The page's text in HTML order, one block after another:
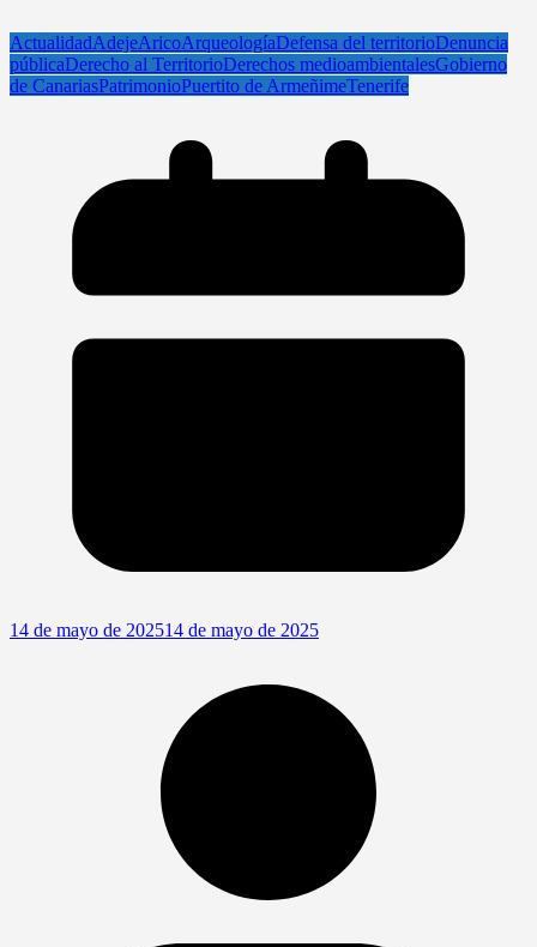
ActualidadAdejeAricoArqueologíaDefensa del territorioDenuncia
públicaDerecho al TerritorioDerechos medioambientalesGobierno
de CanariasPatrimonioPuertito de ArmeñimeTenerife
14 de mayo de 202514 de mayo de 2025